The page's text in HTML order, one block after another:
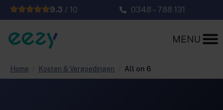
9.3 / 10 0348 – 788 131
Home Kosten & Vergoedingen All on 6